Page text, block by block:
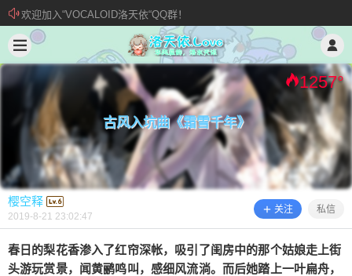
欢迎加入“VOCALOID洛天依“QQ群！
加入本站管理团队
新 • 文章发布须知
古风入坑曲《霜雪千年》
1257°
樱空释
2019-8-21 23:02:47
关注 私信
春日的梨花香渗入了红帘深帐，吸引了闺房中的那个姑娘走上街
头游玩赏景，闻黄鹂鸣叫，感细风流淌。而后她踏上一叶扁舟，
樱空释 @ 洛天依.Love